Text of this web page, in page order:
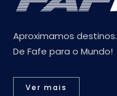
Aproximamos destinos.
De Fafe para o Mundo!
Ver mais